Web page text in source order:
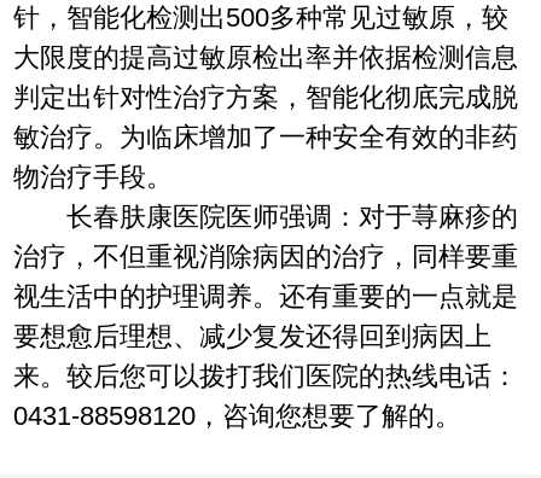
针，智能化检测出500多种常见过敏原，较
大限度的提高过敏原检出率并依据检测信息
判定出针对性治疗方案，智能化彻底完成脱
敏治疗。为临床增加了一种安全有效的非药
物治疗手段。
长春肤康医院医师强调：对于荨麻疹的
治疗，不但重视消除病因的治疗，同样要重
视生活中的护理调养。还有重要的一点就是
要想愈后理想、减少复发还得回到病因上
来。较后您可以拨打我们医院的热线电话：
0431-88598120，咨询您想要了解的。